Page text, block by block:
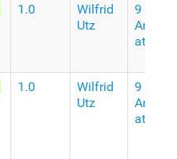
1.0
Wilfrid
Utz
9
Anos
atrás
1.0
Wilfrid
Utz
9
Anos
atrás